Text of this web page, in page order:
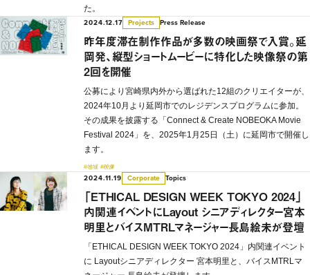
た。
2024.12.17 Projects Press Release
昨年度滞在制作作品が多数の映画祭で入賞。延
岡発、縦型ショートムービーに特化した映像祭の第
2回を開催
公募により宮崎県内外から選ばれた12組のクリエイターが、
2024年10月より延岡市でのレジデンスプログラムに参加。
その成果を披露する「Connect & Create NOBEOKA Movie
Festival 2024」を、2025年1月25日（土）に延岡市で開催し
ます。
#地域 #映像
2024.11.19 Corporate Topics
「ETHICAL DESIGN WEEK TOKYO 2024」
内関連イベントにLayout シニアディレクター宮本
明里とバイスMTRLマネージャー長島絵未が登壇
「ETHICAL DESIGN WEEK TOKYO 2024」内関連イベント
に Layoutシニアディレクター 宮本明里と、バイスMTRLマ